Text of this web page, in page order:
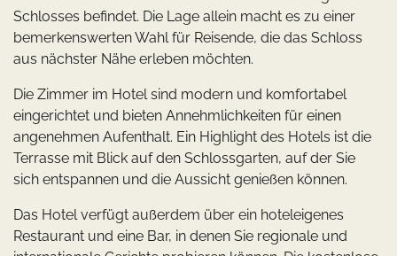
Schlosses befindet. Die Lage allein macht es zu einer
bemerkenswerten Wahl für Reisende, die das Schloss
aus nächster Nähe erleben möchten.
Die Zimmer im Hotel sind modern und komfortabel
eingerichtet und bieten Annehmlichkeiten für einen
angenehmen Aufenthalt. Ein Highlight des Hotels ist die
Terrasse mit Blick auf den Schlossgarten, auf der Sie
sich entspannen und die Aussicht genießen können.
Das Hotel verfügt außerdem über ein hoteleigenes
Restaurant und eine Bar, in denen Sie regionale und